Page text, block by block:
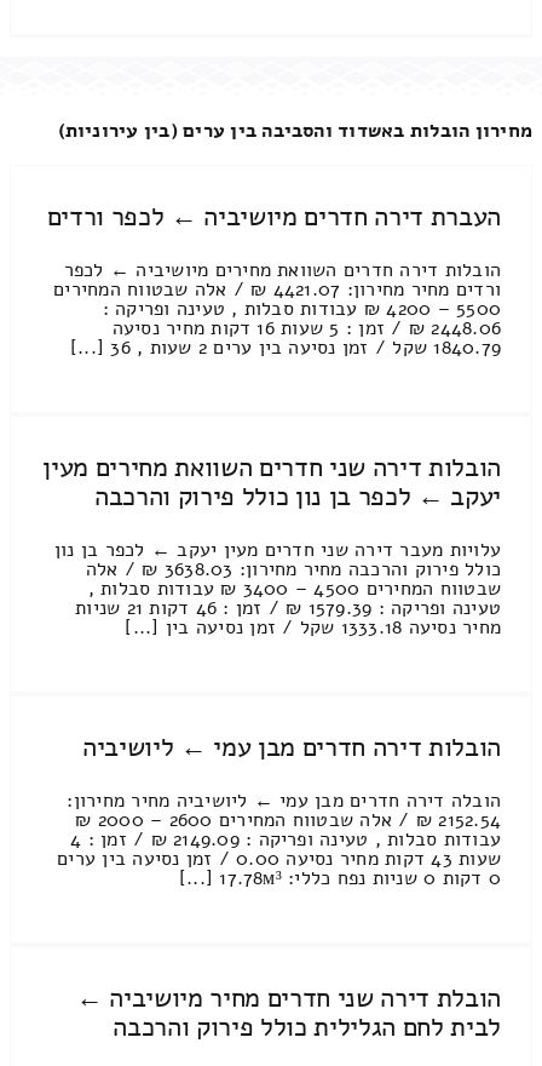
מחירון הובלות באשדוד והסביבה בין ערים (בין עירוניות)
העברת דירה חדרים מיושיביה ← לכפר ורדים
הובלות דירה חדרים השוואת מחירים מיושיביה ← לכפר
ורדים מחיר מחירון: 4421.07 ₪ / אלה שבטווח המחירים
5500 – 4200 ₪ עבודות סבלות , טעינה ופריקה :
2448.06 ₪ / זמן : 5 שעות 16 דקות מחיר נסיעה
1840.79 שקל / זמן נסיעה בין ערים 2 שעות , 36 [...]
הובלות דירה שני חדרים השוואת מחירים מעין
יעקב ← לכפר בן נון כולל פירוק והרכבה
עלויות מעבר דירה שני חדרים מעין יעקב ← לכפר בן נון
כולל פירוק והרכבה מחיר מחירון: 3638.03 ₪ / אלה
שבטווח המחירים 4500 – 3400 ₪ עבודות סבלות ,
טעינה ופריקה : 1579.39 ₪ / זמן : 46 דקות 21 שניות
מחיר נסיעה 1333.18 שקל / זמן נסיעה בין [...]
הובלות דירה חדרים מבן עמי ← ליושיביה
הובלה דירה חדרים מבן עמי ← ליושיביה מחיר מחירון:
2152.54 ₪ / אלה שבטווח המחירים 2600 – 2000 ₪
עבודות סבלות , טעינה ופריקה : 2149.09 ₪ / זמן : 4
שעות 43 דקות מחיר נסיעה 0.00 / זמן נסיעה בין ערים
0 דקות 0 שניות נפח כללי: 17.78м³ [...]
הובלת דירה שני חדרים מחיר מיושיביה ←
לבית לחם הגלילית כולל פירוק והרכבה